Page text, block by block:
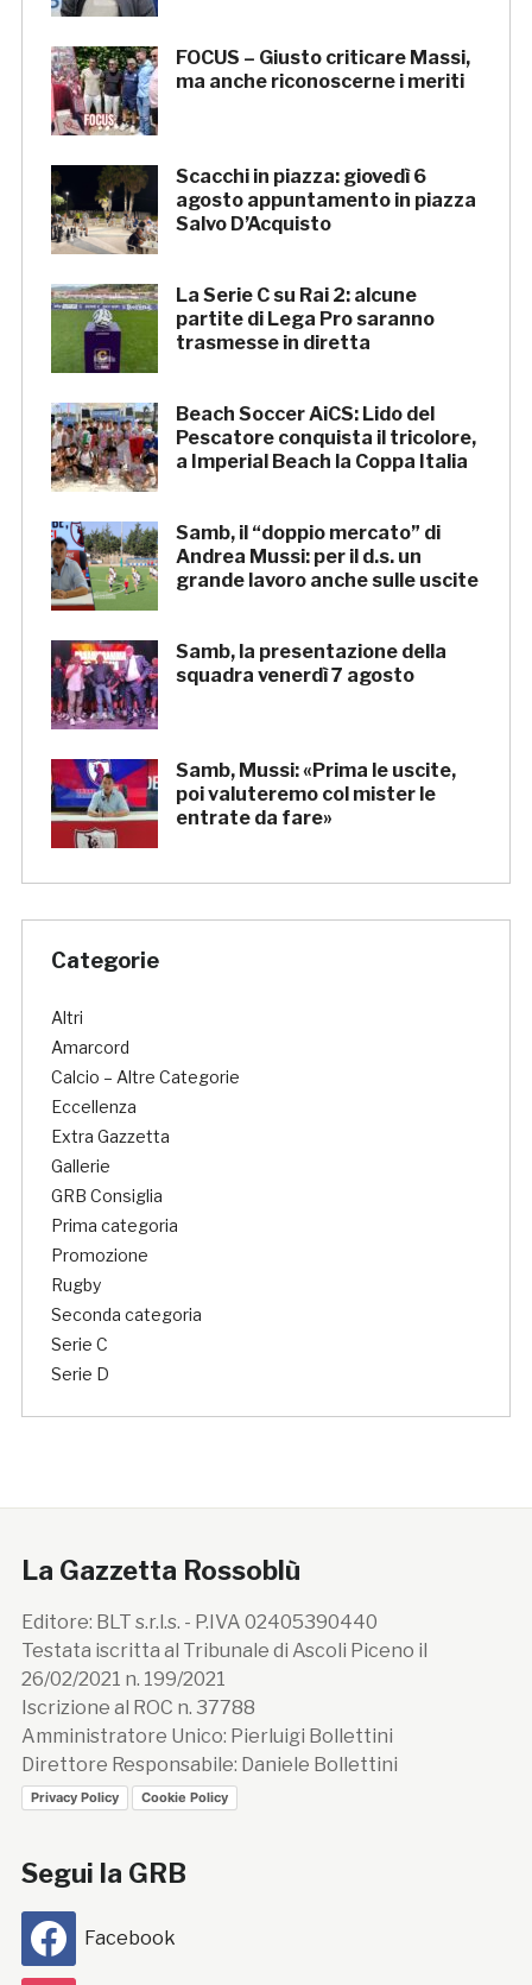
FOCUS – Giusto criticare Massi,
ma anche riconoscerne i meriti
Scacchi in piazza: giovedì 6
agosto appuntamento in piazza
Salvo D’Acquisto
La Serie C su Rai 2: alcune
partite di Lega Pro saranno
trasmesse in diretta
Beach Soccer AiCS: Lido del
Pescatore conquista il tricolore,
a Imperial Beach la Coppa Italia
Samb, il “doppio mercato” di
Andrea Mussi: per il d.s. un
grande lavoro anche sulle uscite
Samb, la presentazione della
squadra venerdì 7 agosto
Samb, Mussi: «Prima le uscite,
poi valuteremo col mister le
entrate da fare»
Categorie
Altri
Amarcord
Calcio – Altre Categorie
Eccellenza
Extra Gazzetta
Gallerie
GRB Consiglia
Prima categoria
Promozione
Rugby
Seconda categoria
Serie C
Serie D
La Gazzetta Rossoblù
Editore: BLT s.r.l.s. - P.IVA 02405390440
Testata iscritta al Tribunale di Ascoli Piceno il
26/02/2021 n. 199/2021
Iscrizione al ROC n. 37788
Amministratore Unico: Pierluigi Bollettini
Direttore Responsabile: Daniele Bollettini
Privacy Policy Cookie Policy
Segui la GRB
Facebook